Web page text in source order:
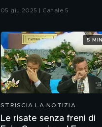
causa di odori
05 giu 2025 | Canale 5
STRISCIA LA NOTIZIA
Le risate senza freni di
5 MIN